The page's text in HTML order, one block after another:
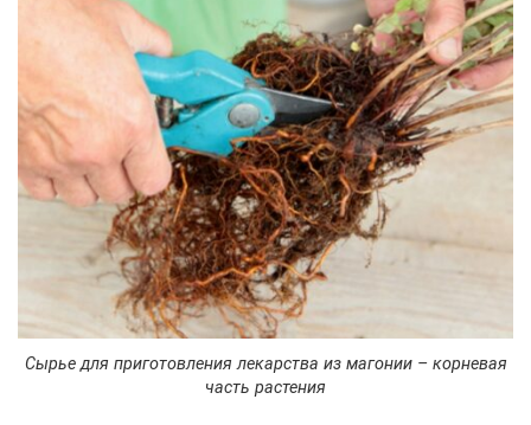
Сырье для приготовления лекарства из магонии – корневая
часть растения